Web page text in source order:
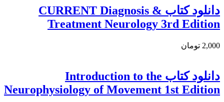
دانلود کتاب CURRENT Diagnosis &
Treatment Neurology 3rd Edition
2,000 تومان
دانلود کتاب Introduction to the
Neurophysiology of Movement 1st Edition